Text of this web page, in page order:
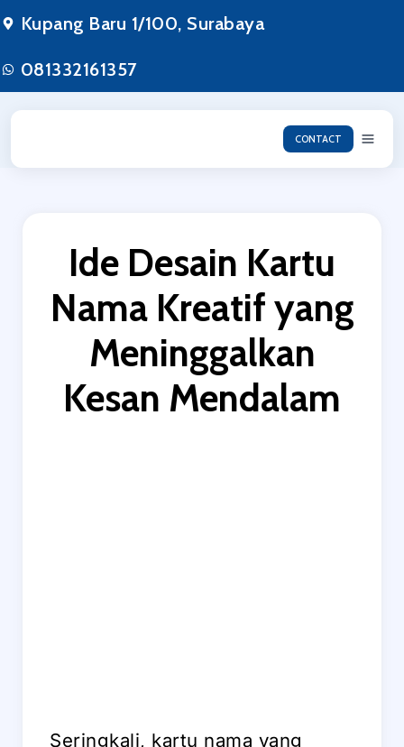
ke
konten
Kupang Baru 1/100, Surabaya
081332161357
CONTACT
Ide Desain Kartu
Nama Kreatif yang
Meninggalkan
Kesan Mendalam
Seringkali, kartu nama yang